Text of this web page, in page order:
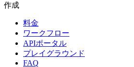
作成
料金
ワークフロー
APIポータル
プレイグラウンド
FAQ